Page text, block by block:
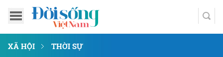
XÃ HỘI THỜI SỰ